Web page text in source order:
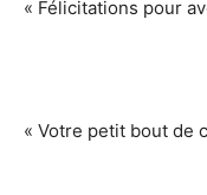
« Félicitations pour
« Votre petit bout de